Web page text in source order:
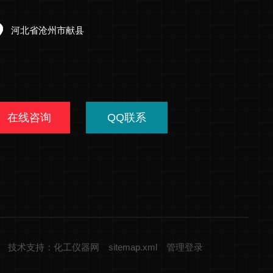
河北省沧州市献县
在线咨询 QQ联系
技术支持：化工仪器网 sitemap.xml 管理登录